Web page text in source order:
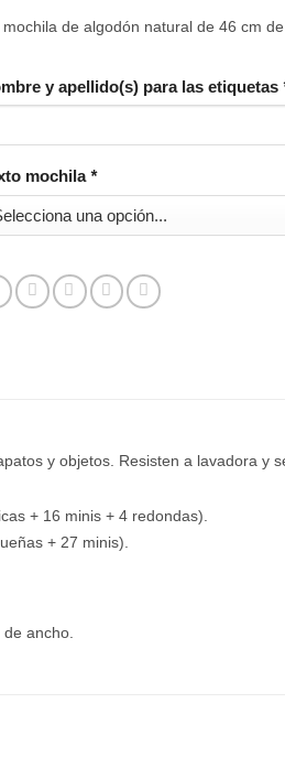
mochila de algodón natural de 46 cm
y apellido(s) para las etiquetas
mochila*
y objetos. Resisten a lavadora y
+ 16 minis + 4 redondas).
+ 27 minis).
ancho.